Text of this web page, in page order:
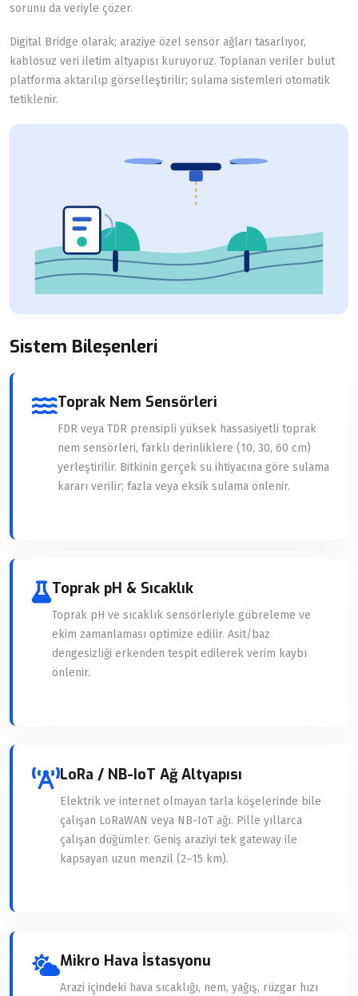
sorunu da veriyle çözer.
Digital Bridge olarak; araziye özel sensör ağları tasarlıyor,
kablosuz veri iletim altyapısı kuruyoruz. Toplanan veriler bulut
platforma aktarılıp görselleştirilir; sulama sistemleri otomatik
tetiklenir.
Sistem Bileşenleri
Toprak Nem Sensörleri
FDR veya TDR prensipli yüksek hassasiyetli toprak
nem sensörleri, farklı derinliklere (10, 30, 60 cm)
yerleştirilir. Bitkinin gerçek su ihtiyacına göre sulama
kararı verilir; fazla veya eksik sulama önlenir.
Toprak pH & Sıcaklık
Toprak pH ve sıcaklık sensörleriyle gübreleme ve
ekim zamanlaması optimize edilir. Asit/baz
dengesizliği erkenden tespit edilerek verim kaybı
önlenir.
LoRa / NB-IoT Ağ Altyapısı
Elektrik ve internet olmayan tarla köşelerinde bile
çalışan LoRaWAN veya NB-IoT ağı. Pille yıllarca
çalışan düğümler. Geniş araziyi tek gateway ile
kapsayan uzun menzil (2–15 km).
Mikro Hava İstasyonu
Arazi içindeki hava sıcaklığı, nem, yağış, rüzgar hızı